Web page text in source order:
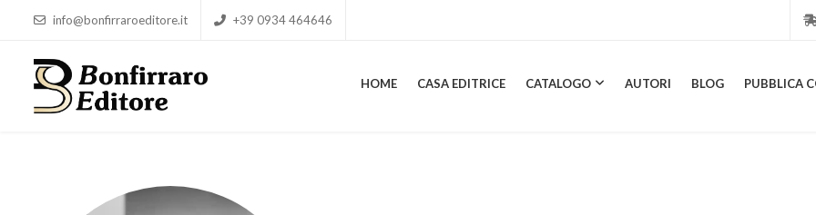
info@bonfirraroeditore.it +39 0934 464646
HOME CASA EDITRICE CATALOGO AUTORI BLOG PUBBLICA